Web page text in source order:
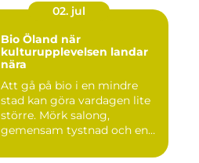
02. jul
Bio Öland när
kulturupplevelsen landar
nära
Att gå på bio i en mindre
stad kan göra vardagen lite
större. Mörk salong,
gemensam tystnad och en